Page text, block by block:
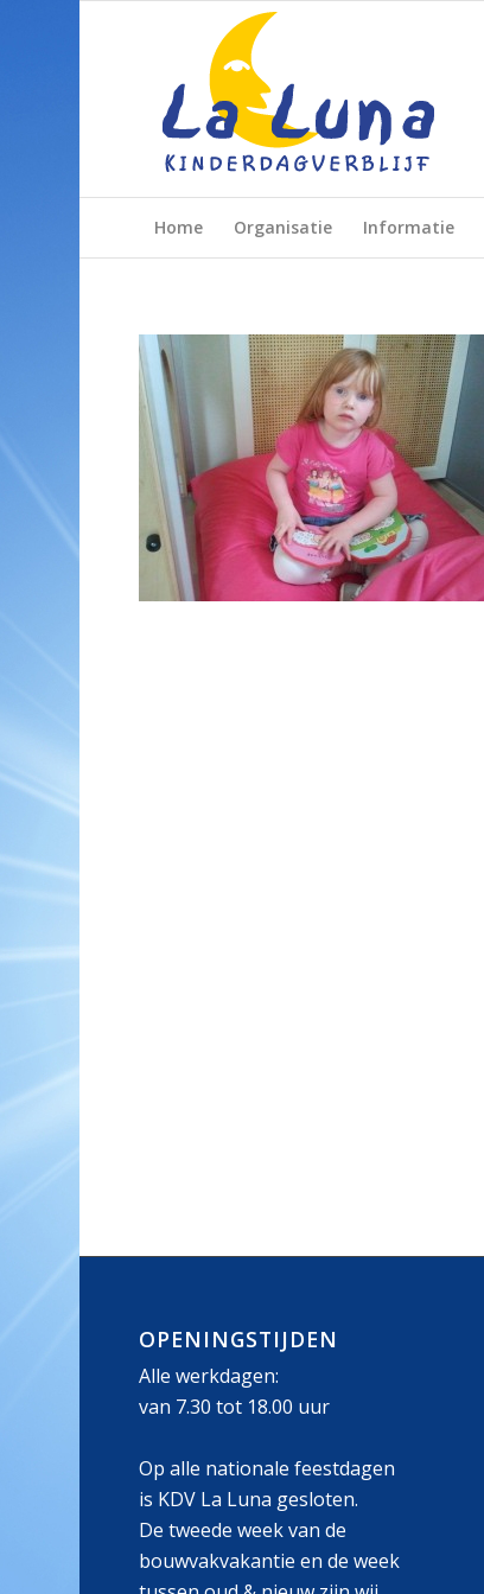
Home Organisatie Informatie
OPENINGSTIJDEN
Alle werkdagen:
van 7.30 tot 18.00 uur
Op alle nationale feestdagen
is KDV La Luna gesloten.
De tweede week van de
bouwvakvakantie en de week